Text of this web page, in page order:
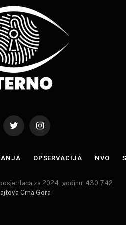
Twitter Instagram
OPSERVACIJA NVO
za 2024. godinu: 430 742
Crna Gora